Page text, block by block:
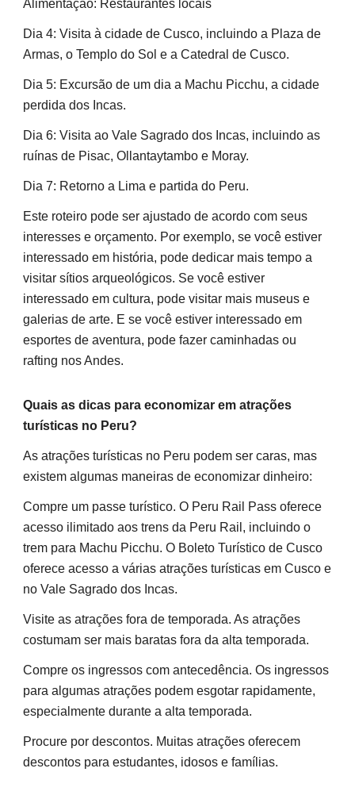
Alimentação: Restaurantes locais
Dia 4: Visita à cidade de Cusco, incluindo a Plaza de
Armas, o Templo do Sol e a Catedral de Cusco.
Dia 5: Excursão de um dia a Machu Picchu, a cidade
perdida dos Incas.
Dia 6: Visita ao Vale Sagrado dos Incas, incluindo as
ruínas de Pisac, Ollantaytambo e Moray.
Dia 7: Retorno a Lima e partida do Peru.
Este roteiro pode ser ajustado de acordo com seus
interesses e orçamento. Por exemplo, se você estiver
interessado em história, pode dedicar mais tempo a
visitar sítios arqueológicos. Se você estiver
interessado em cultura, pode visitar mais museus e
galerias de arte. E se você estiver interessado em
esportes de aventura, pode fazer caminhadas ou
rafting nos Andes.
Quais as dicas para economizar em atrações
turísticas no Peru?
As atrações turísticas no Peru podem ser caras, mas
existem algumas maneiras de economizar dinheiro:
Compre um passe turístico. O Peru Rail Pass oferece
acesso ilimitado aos trens da Peru Rail, incluindo o
trem para Machu Picchu. O Boleto Turístico de Cusco
oferece acesso a várias atrações turísticas em Cusco e
no Vale Sagrado dos Incas.
Visite as atrações fora de temporada. As atrações
costumam ser mais baratas fora da alta temporada.
Compre os ingressos com antecedência. Os ingressos
para algumas atrações podem esgotar rapidamente,
especialmente durante a alta temporada.
Procure por descontos. Muitas atrações oferecem
descontos para estudantes, idosos e famílias.